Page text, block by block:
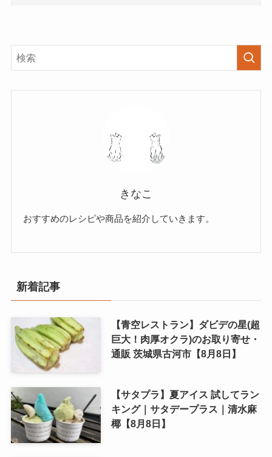
きなこ
おすすめのレシピや商品を紹介していきます。
新着記事
【青空レストラン】ダビデの星(超
巨大！肉厚オクラ)のお取り寄せ・
通販 茨城県古河市【8月8日】
【サタプラ】夏アイス 試してラン
キング｜サタデープラス｜清水麻
椰【8月8日】